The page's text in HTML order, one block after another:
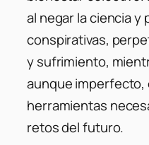
al negar la ciencia y
conspirativas,
y sufrimiento,
aunque imperfecto,
herramientas
retos del futuro.